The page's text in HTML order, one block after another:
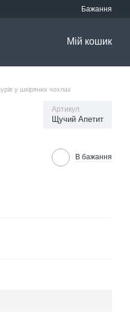
Бажання
Мій кошик
у шкіряних чохлах
Артикул
Щучий Апетит
В бажання